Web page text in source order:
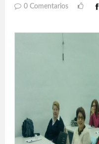
0 Comentarios